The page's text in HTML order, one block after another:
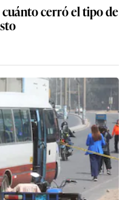
cerró el tipo de